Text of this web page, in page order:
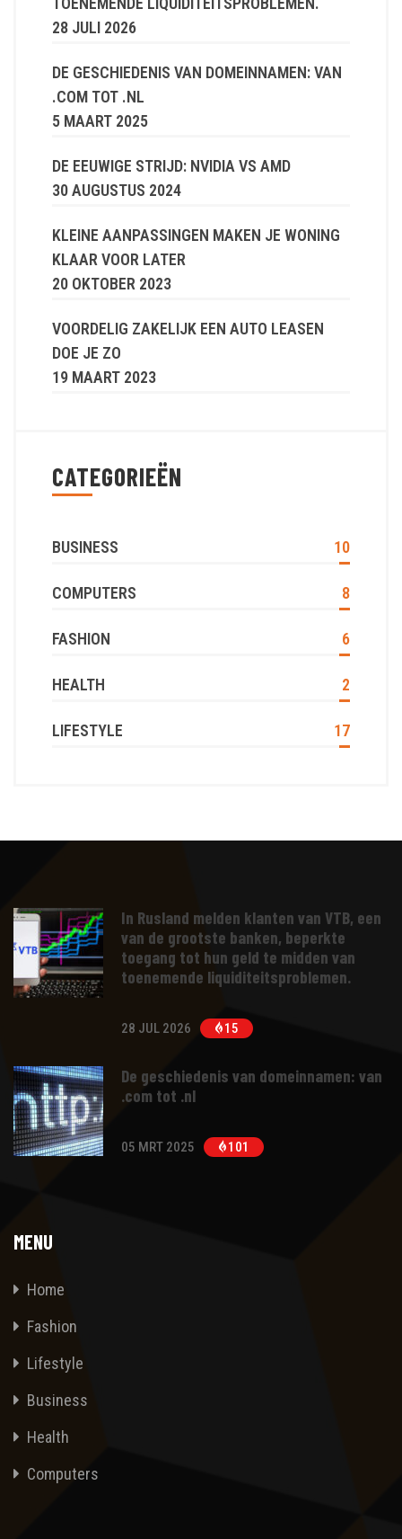
28 JULI 2026
DE GESCHIEDENIS VAN DOMEINNAMEN: VAN
.COM TOT .NL
5 MAART 2025
DE EEUWIGE STRIJD: NVIDIA VS AMD
30 AUGUSTUS 2024
KLEINE AANPASSINGEN MAKEN JE WONING
KLAAR VOOR LATER
20 OKTOBER 2023
VOORDELIG ZAKELIJK EEN AUTO LEASEN
DOE JE ZO
19 MAART 2023
CATEGORIEËN
BUSINESS 10
COMPUTERS 8
FASHION 6
HEALTH 2
LIFESTYLE 17
In Rusland melden klanten van VTB, een
van de grootste banken, beperkte
toegang tot hun geld te midden van
toenemende liquiditeitsproblemen.
28 JUL 2026 15
De geschiedenis van domeinnamen: van
.com tot .nl
05 MRT 2025 101
MENU
Home
Fashion
Lifestyle
Business
Health
Computers